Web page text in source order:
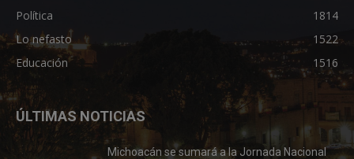
Política
1814
Lo nefasto
1522
Educación
1516
ÚLTIMAS NOTICIAS
Michoacán se sumará a la Jornada Nacional